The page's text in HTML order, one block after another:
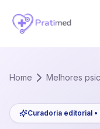
Home Melhores
Curadoria editorial •